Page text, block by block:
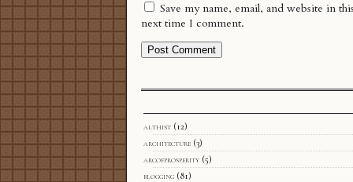
Save my name, email, and website in
next time I comment.
althist (12)
architecture (3)
arcofprosperity (5)
blogging (81)